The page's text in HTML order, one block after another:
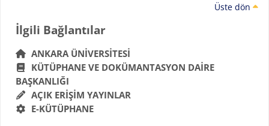
Üste dön
Bloklar
İlgili Bağlantılar 'yı atla
İlgili Bağlantılar
ANKARA ÜNIVERSITESI
KÜTÜPHANE VE DOKÜMANTASYON DAIRE
BAŞKANLIĞI
AÇIK ERIŞIM YAYINLAR
E-KÜTÜPHANE